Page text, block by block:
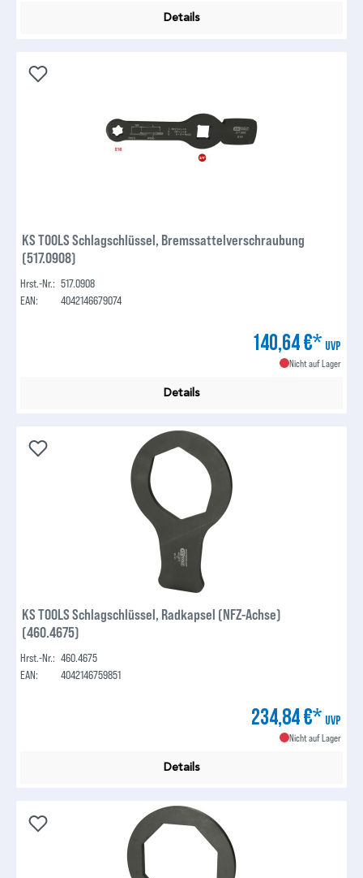
Details
KS TOOLS Schlagschlüssel, Bremssattelverschraubung
(517.0908)
Hrst.-Nr.: 517.0908
EAN:
4042146679074
140,64 €* UVP
Nicht auf Lager
Details
KS TOOLS Schlagschlüssel, Radkapsel (NFZ-Achse)
(460.4675)
Hrst.-Nr.: 460.4675
EAN:
4042146759851
234,84 €* UVP
Nicht auf Lager
Details